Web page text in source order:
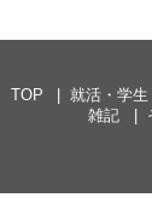
TOP 就活・学生
雑記